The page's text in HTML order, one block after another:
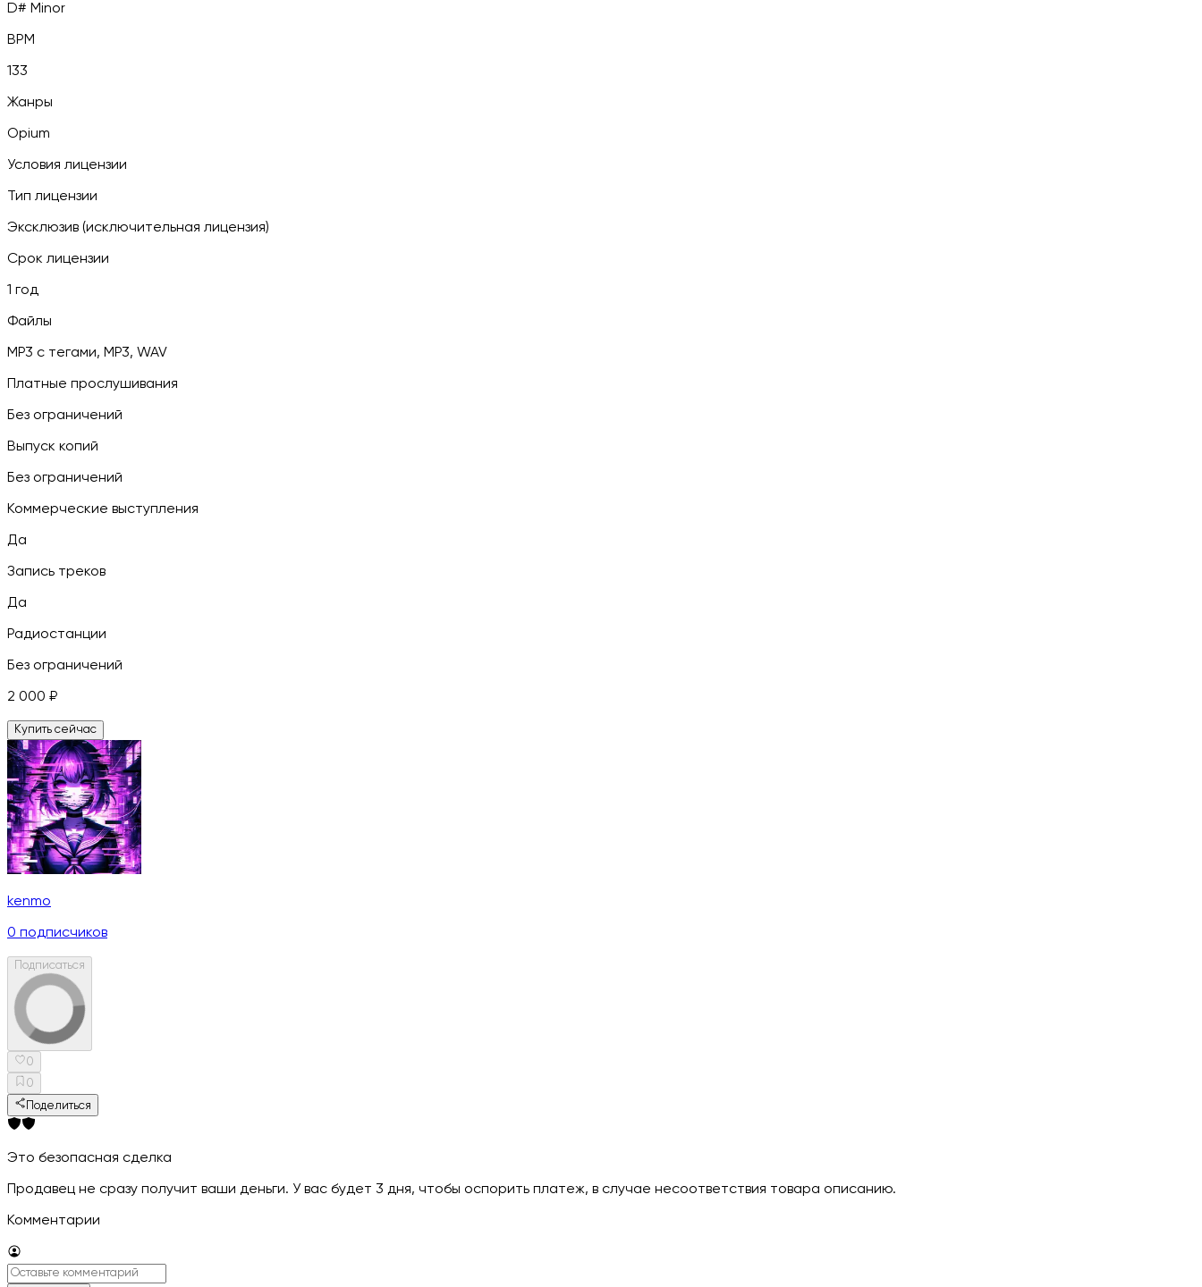
D# Minor
BPM
133
Жанры
Opium
Условия лицензии
Тип лицензии
Эксклюзив (исключительная лицензия)
Срок лицензии
1 год
Файлы
MP3 c тегами, MP3, WAV
Платные прослушивания
Без ограничений
Выпуск копий
Без ограничений
Коммерческие выступления
Да
Запись треков
Да
Радиостанции
Без ограничений
2 000 ₽
Купить сейчас
kenmo
0 подписчиков
Подписаться
0
0
Поделиться
Это безопасная сделка
Продавец не сразу получит ваши деньги. У вас будет 3 дня, чтобы оспорить платеж, в случае несоответствия товара описанию.
Комментарии